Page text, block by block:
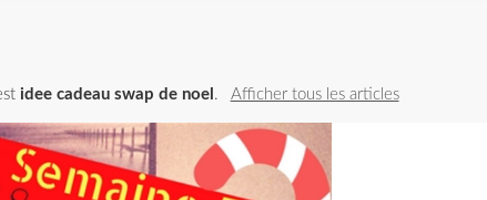
idee cadeau swap de noel . Afficher tous les articles